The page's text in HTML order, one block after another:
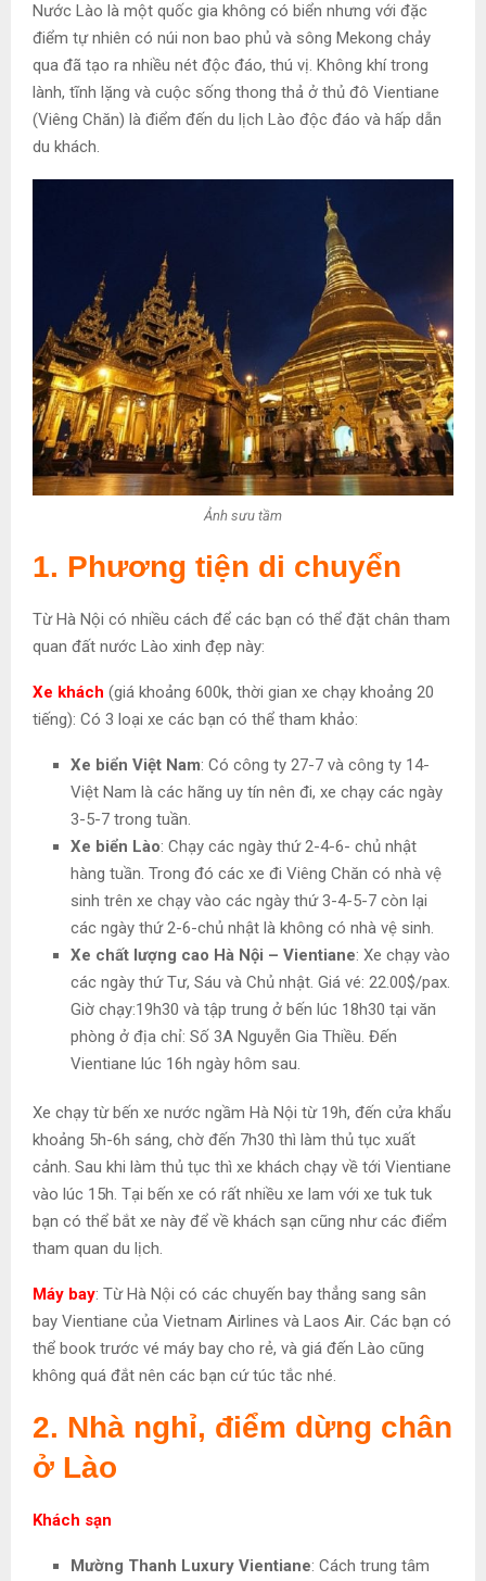
Nước Lào là một quốc gia không có biển nhưng với đặc
điểm tự nhiên có núi non bao phủ và sông Mekong chảy
qua đã tạo ra nhiều nét độc đáo, thú vị. Không khí trong
lành, tĩnh lặng và cuộc sống thong thả ở thủ đô Vientiane
(Viêng Chăn) là điểm đến du lịch Lào độc đáo và hấp dẫn
du khách.
Ảnh sưu tầm
1. Phương tiện di chuyển
Từ Hà Nội có nhiều cách để các bạn có thể đặt chân tham
quan đất nước Lào xinh đẹp này:
Xe khách (giá khoảng 600k, thời gian xe chạy khoảng 20
tiếng): Có 3 loại xe các bạn có thể tham khảo:
Xe biển Việt Nam: Có công ty 27-7 và công ty 14-
Việt Nam là các hãng uy tín nên đi, xe chạy các ngày
3-5-7 trong tuần.
Xe biển Lào: Chạy các ngày thứ 2-4-6- chủ nhật
hàng tuần. Trong đó các xe đi Viêng Chăn có nhà vệ
sinh trên xe chạy vào các ngày thứ 3-4-5-7 còn lại
các ngày thứ 2-6-chủ nhật là không có nhà vệ sinh.
Xe chất lượng cao Hà Nội – Vientiane: Xe chạy vào
các ngày thứ Tư, Sáu và Chủ nhật. Giá vé: 22.00$/pax.
Giờ chạy:19h30 và tập trung ở bến lúc 18h30 tại văn
phòng ở địa chỉ: Số 3A Nguyễn Gia Thiều. Đến
Vientiane lúc 16h ngày hôm sau.
Xe chạy từ bến xe nước ngầm Hà Nội từ 19h, đến cửa khẩu
khoảng 5h-6h sáng, chờ đến 7h30 thì làm thủ tục xuất
cảnh. Sau khi làm thủ tục thì xe khách chạy về tới Vientiane
vào lúc 15h. Tại bến xe có rất nhiều xe lam với xe tuk tuk
bạn có thể bắt xe này để về khách sạn cũng như các điểm
tham quan du lịch.
Máy bay: Từ Hà Nội có các chuyến bay thẳng sang sân
bay Vientiane của Vietnam Airlines và Laos Air. Các bạn có
thể book trước vé máy bay cho rẻ, và giá đến Lào cũng
không quá đắt nên các bạn cứ túc tắc nhé.
2. Nhà nghỉ, điểm dừng chân
ở Lào
Khách sạn
Mường Thanh Luxury Vientiane: Cách trung tâm